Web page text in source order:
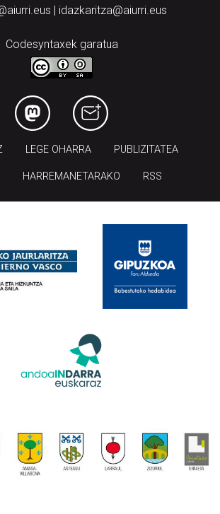
| idazkaritza@aiurri.eus
Codesyntaxek garatua
LEGE OHARRA PUBLIZITATEA
HARREMANETARAKO RSS